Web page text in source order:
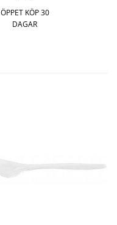
ÖPPET KÖP 30
DAGAR